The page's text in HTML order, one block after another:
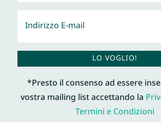
LO VOGLIO!
*Presto il consenso ad essere
vostra mailing list accettando la
Termini e Condizioni